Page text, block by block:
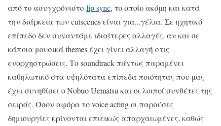
από το ασυγχρόνιστο lip sync, το οποίο ακόμη και κατά
την διάρκεια των cutscenes είναι για...γέλια. Σε ηχητικό
επίπεδο δεν συναντάμε ιδιαίτερες αλλαγές, αν και σε
κάποια μουσικά themes έχει γίνει αλλαγή στις
ενορχηστρώσεις. Το soundtrack πάντως παραμένει
καθηλωτικό στα υψηλότατα επίπεδα ποιότητας που μας
έχει συνηθίσει ο Nobuo Uematsu και οι λοιποί συνθέτες της
σειράς. Όσον αφόρα το voice acting οι παρούσες
δημιουργίες κρίνονται επιεικώς απαρχαιωμένες, καθώς